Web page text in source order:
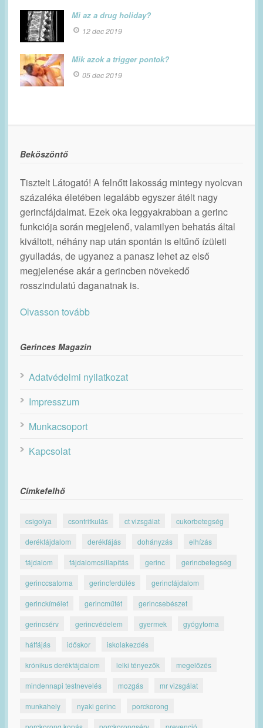
Mi az a drug holiday?
12 dec 2019
Mik azok a trigger pontok?
05 dec 2019
Beköszöntő
Tisztelt Látogató! A felnőtt lakosság mintegy nyolcvan
százaléka életében legalább egyszer átélt nagy
gerincfájdalmat. Ezek oka leggyakrabban a gerinc
funkciója során megjelenő, valamilyen behatás által
kiváltott, néhány nap után spontán is eltűnő ízületi
gyulladás, de ugyanez a panasz lehet az első
megjelenése akár a gerincben növekedő
rosszindulatú daganatnak is.
Olvasson tovább
Gerinces Magazin
Adatvédelmi nyilatkozat
Impresszum
Munkacsoport
Kapcsolat
Címkefelhő
csigolya csontritkulás ct vizsgálat cukorbetegség
derékfájdalom derékfájás dohányzás elhízás
fájdalom fájdalomcsillapítás gerinc gerincbetegség
gerinccsatorna gerincferdülés gerincfájdalom
gerinckímélet gerincműtét gerincsebészet
gerincsérv gerincvédelem gyermek gyógytorna
hátfájás időskor iskolakezdés
krónikus derékfájdalom lelki tényezők megelőzés
mindennapi testnevelés mozgás mr vizsgálat
munkahely nyaki gerinc porckorong